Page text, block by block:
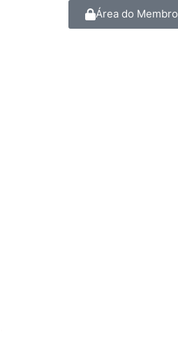
Área do Membro